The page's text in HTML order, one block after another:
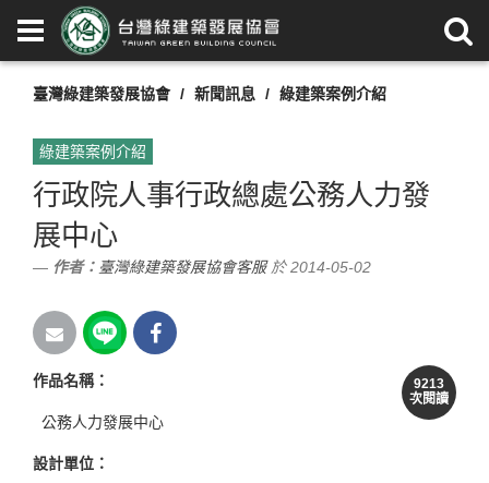
臺灣綠建築發展協會 新聞訊息 綠建築案例介紹
綠建築案例介紹
行政院人事行政總處公務人力發
展中心
作者： 臺灣綠建築發展協會客服於 2014-05-02
9213
次閱讀
作品名稱：
公務人力發展中心
設計單位 ：